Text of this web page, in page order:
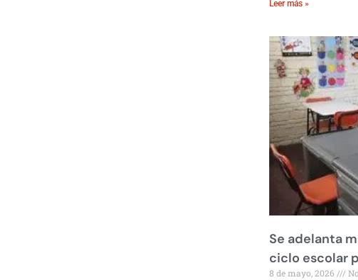
Leer más »
Se adelanta
ciclo escolar
8 de mayo, 2026